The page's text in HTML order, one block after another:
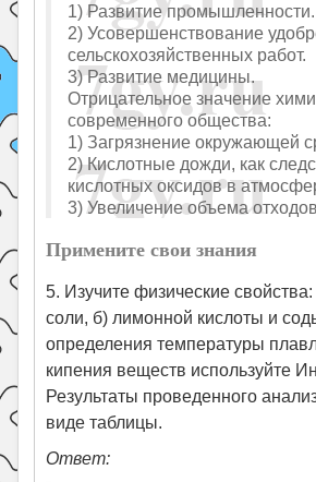
1) Развитие промышленности.
2) Усовершенствование
сельскохозяйственных работ.
3) Развитие медицины.
Отрицательное значение
современного общества:
1) Загрязнение окружающей
2) Кислотные дожди, как
кислотных оксидов в
3) Увеличение объема
Примените свои знания
5. Изучите физические
соли, б) лимонной кислоты и
определения температуры
кипения веществ используйте
Результаты проведенного
виде таблицы.
Ответ: